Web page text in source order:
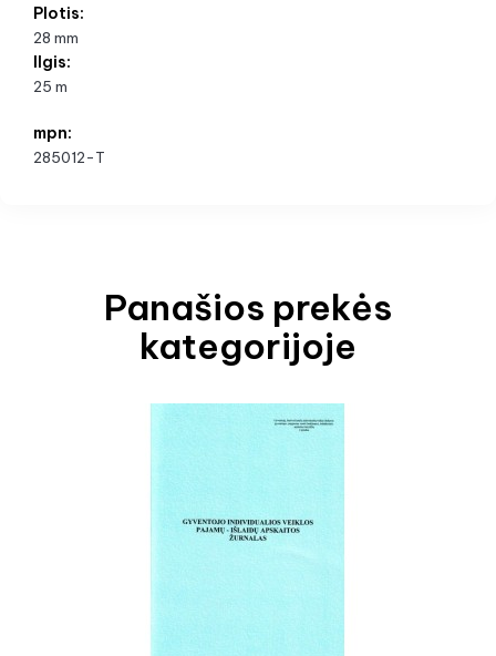
Plotis:
28 mm
Ilgis:
25 m
mpn:
285012-T
Panašios prekės
kategorijoje